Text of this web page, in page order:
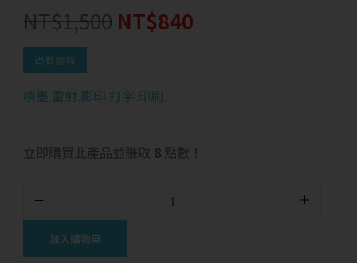
NT$1,500 NT$840
尚有庫存
噴墨.雷射.影印.打字.印刷.
立即購買此產品並賺取 8 點數！
加入購物車